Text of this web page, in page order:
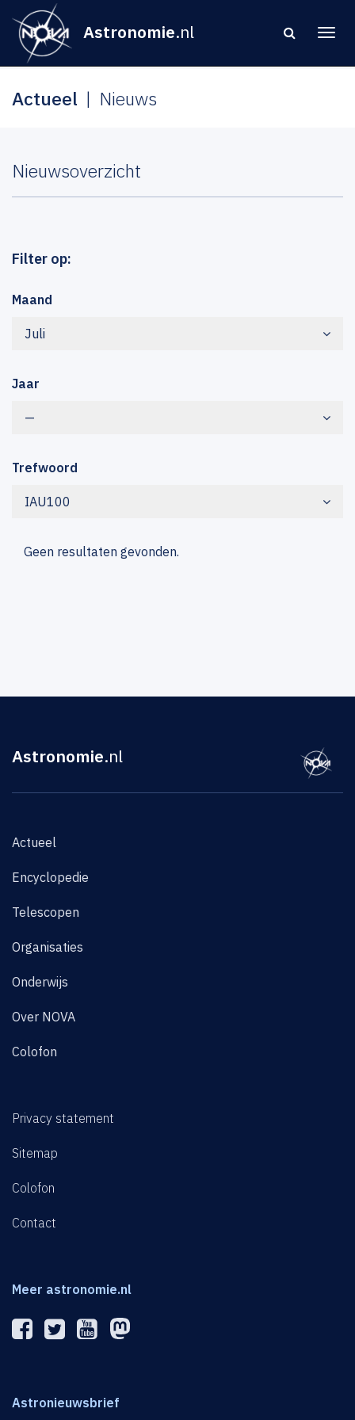
Astronomie.nl
Actueel Nieuws
Nieuwsoverzicht
Filter op:
Maand
Juli
Jaar
—
Trefwoord
IAU100
Geen resultaten gevonden.
Astronomie.nl
Actueel
Encyclopedie
Telescopen
Organisaties
Onderwijs
Over NOVA
Colofon
Privacy statement
Sitemap
Colofon
Contact
Meer astronomie.nl
Astronieuwsbrief